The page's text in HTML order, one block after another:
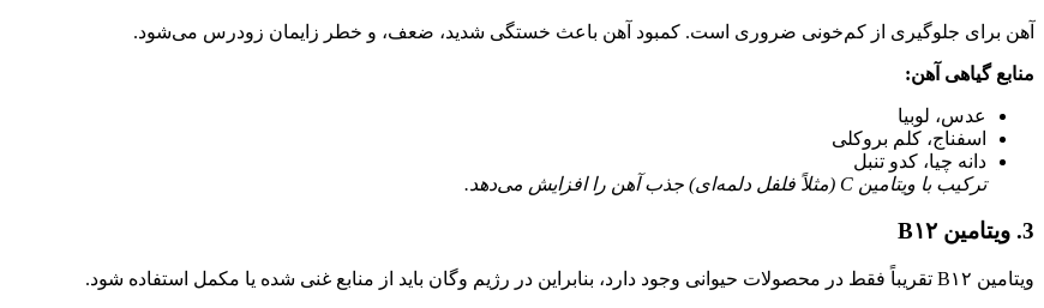
آهن برای جلوگیری از کم‌خونی ضروری است. کمبود آهن باعث خستگی شدید، ضعف، و خطر زایمان زودرس می‌شود.
منابع گیاهی آهن:
عدس، لوبیا
اسفناج، کلم بروکلی
دانه چیا، کدو تنبل
ترکیب با ویتامین‌ C (مثلاً فلفل دلمه‌ای) جذب آهن را افزایش می‌دهد.
3. ویتامین B۱۲
ویتامین B۱۲ تقریباً فقط در محصولات حیوانی وجود دارد، بنابراین در رژیم وگان باید از منابع غنی شده یا مکمل استفاده شود.